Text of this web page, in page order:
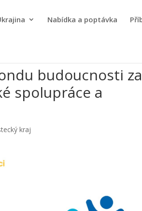
Nabídka a poptávka
budoucnosti za
spolupráce a
kraj